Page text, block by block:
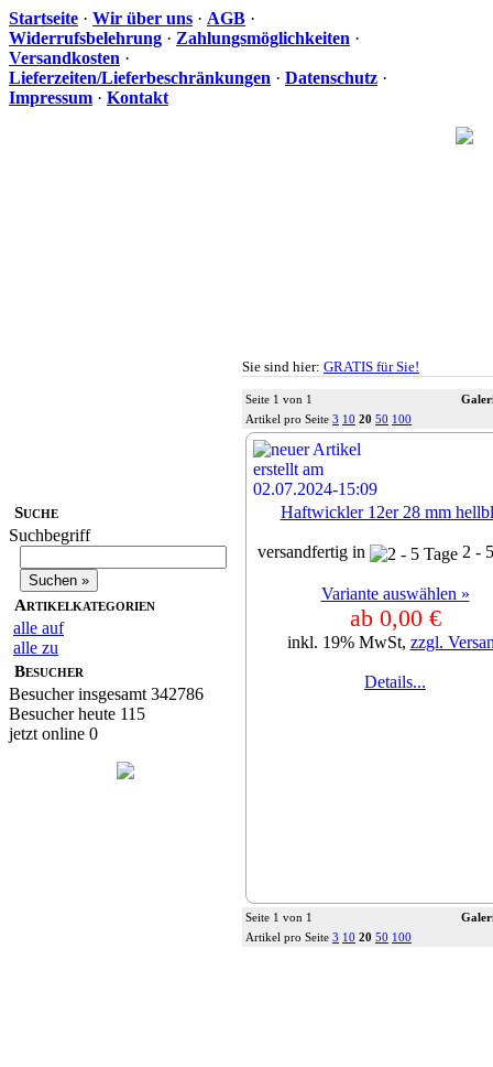
Startseite · Wir über uns · AGB ·
Widerrufsbelehrung · Zahlungsmöglichkeiten ·
Versandkosten ·
Lieferzeiten/Lieferbeschränkungen · Datenschutz ·
Impressum · Kontakt
Suche
Suchbegriff
Artikelkategorien
alle auf
alle zu
Besucher
Besucher insgesamt 342786
Besucher heute 115
jetzt online 0
Sie sind hier: GRATIS für Sie!
Seite 1 von 1
Artikel pro Seite 3 10 20 50 100
Haftwickler 12er 28 mm
versandfertig in 2 -
Variante auswählen »
ab 0,00 €
inkl. 19% MwSt, zzgl.
Details...
Seite 1 von 1
Artikel pro Seite 3 10 20 50 100